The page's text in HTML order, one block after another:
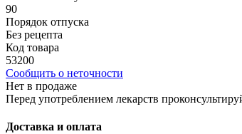
90
Порядок отпуска
Без рецепта
Код товара
53200
Сообщить о неточности
Нет в продаже
Перед употреблением лекарств
Доставка и оплата